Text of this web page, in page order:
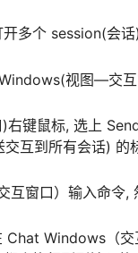
多个 session(会话)
视图—交互
键鼠标, 选上
互到所有会话) 的
窗口）输入命令
Chat Windows（